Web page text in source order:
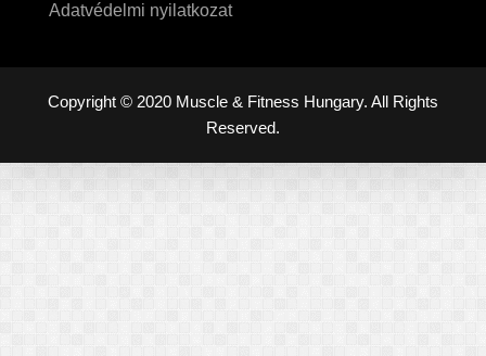
Adatvédelmi nyilatkozat
Copyright © 2020 Muscle & Fitness Hungary. All Rights
Reserved.